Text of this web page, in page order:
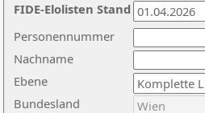
Nachname
Ebene
Personennummer
Bundesland
FIDE-Elolisten Stand